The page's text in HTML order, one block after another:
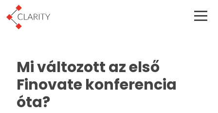
Mi változott az első
Finovate konferencia
óta?